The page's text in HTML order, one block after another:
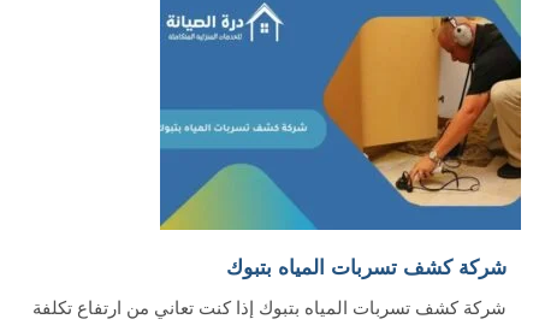
شركة كشف تسربات المياه بتبوك
شركة كشف تسربات المياه بتبوك إذا كنت تعاني من ارتفاع تكلفة